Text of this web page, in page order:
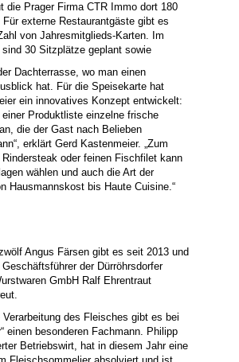
die Prager Firma CTR Immo dort 180
externe Restaurantgäste gibt es
von Jahresmitglieds-Karten. Im
sind 30 Sitzplätze geplant sowie
Dachterrasse, wo man einen
hat. Für die Speisekarte hat
ein innovatives Konzept entwickelt:
einer Produktliste einzelne frische
die der Gast nach Belieben
erklärt Gerd Kastenmeier. „Zum
Rindersteak oder feinen Fischfilet kann
wählen und auch die Art der
Hausmannskost bis Haute Cuisine.“
Angus Färsen gibt es seit 2013 und
der Dürröhrsdorfer
GmbH Ralf Ehrentraut
Verarbeitung des Fleisches gibt es bei
einen besonderen Fachmann. Philipp
Betriebswirt, hat in diesem Jahr eine